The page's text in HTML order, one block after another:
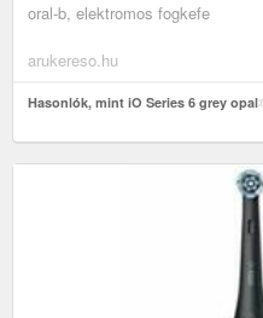
oral-b, elektromos fogkefe
arukereso.hu
Hasonlók, mint iO Series 6 grey opal